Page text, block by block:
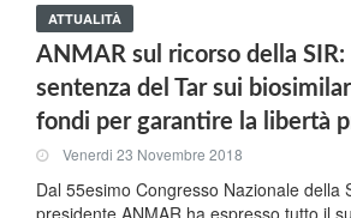
ATTUALITÀ
ANMAR sul ricorso della
sentenza del Tar sui
fondi per garantire la libertà
Venerdi 23 Novembre 2018
Dal 55esimo Congresso Nazionale della
presidente ANMAR ha espresso tutto il